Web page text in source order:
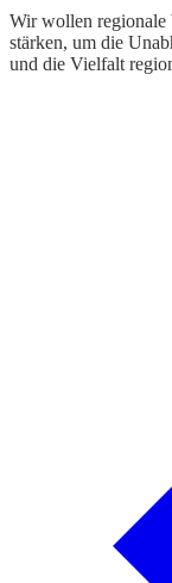
Wir wollen regionale
stärken, um die
und die Vielfalt